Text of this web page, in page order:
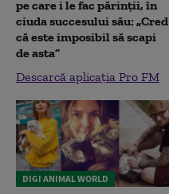
pe care i le fac părinții, în
ciuda succesului său: „Cred
că este imposibil să scapi
de asta”
Descarcă aplicația Pro FM
DIGI ANIMAL WORLD